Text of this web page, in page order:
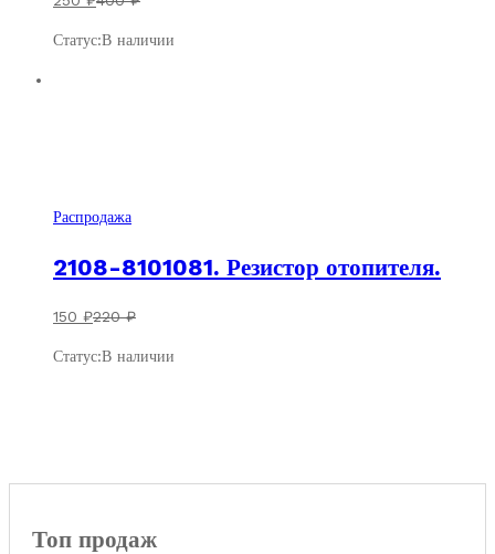
Статус:В наличии
Распродажа
2108-8101081. Резистор отопителя.
150 ₽220₽
Статус:В наличии
Топ продаж